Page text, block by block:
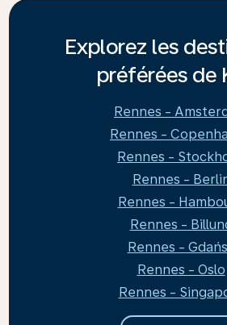
Explorez les
préférées de
Rennes -
Rennes -
Rennes -
Rennes -
Rennes -
Rennes -
Rennes -
Rennes - Oslo
Rennes -